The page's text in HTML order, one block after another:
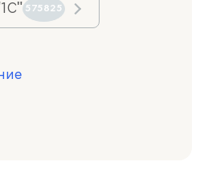
575825